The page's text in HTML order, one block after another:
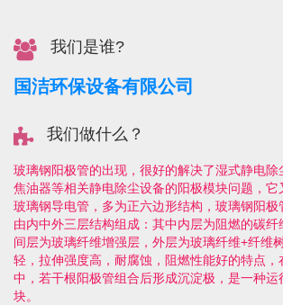
我们是谁?
国洁环保设备有限公司
我们做什么？
玻璃钢阳极管的出现，很好的解决了湿式静电除
焦油器等相关静电除尘设备的阳极模块问题，它
玻璃钢导电管，多为正六边形结构，玻璃钢阳极
由内中外三层结构组成：其中内层为阻燃的碳纤
间层为玻璃纤维增强层，外层为玻璃纤维+纤维
轻，拉伸强度高，耐腐蚀，阻燃性能好的特点，
中，若干根阳极管组合后形成沉淀极，是一种运
块。